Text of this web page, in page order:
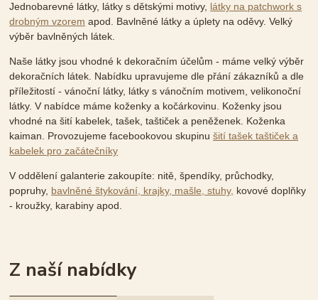
Jednobarevné látky, látky s dětskými motivy, látky na patchwork s
drobným vzorem apod. Bavlněné látky a úplety na oděvy. Velký
výběr bavlněných látek.
Naše látky jsou vhodné k dekoračním účelům - máme velký výběr
dekoračních látek. Nabídku upravujeme dle přání zákazníků a dle
příležitostí - vánoční látky, látky s vánočním motivem, velikonoční
látky. V nabídce máme koženky a kočárkovinu. Koženky jsou
vhodné na šití kabelek, tašek, taštiček a peněženek. Koženka
kaiman. Provozujeme facebookovou skupinušití tašek taštiček a
kabelek pro začátečníky
V oddělení galanterie zakoupíte: nitě, špendíky, průchodky,
popruhy, bavlněné štykování, krajky, mašle, stuhy, kovové doplňky
- kroužky, karabiny apod.
Z naší nabídky